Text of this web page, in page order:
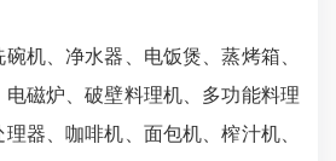
、净水器、电饭煲、蒸烤箱、
磁炉、破壁料理机、多功能料理
器、咖啡机、面包机、榨汁机、